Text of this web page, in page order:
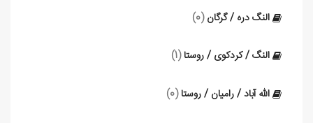
النگ دره / گرگان (0)
النگ / کردکوی / روستا (1)
الله آباد / رامیان / روستا (0)